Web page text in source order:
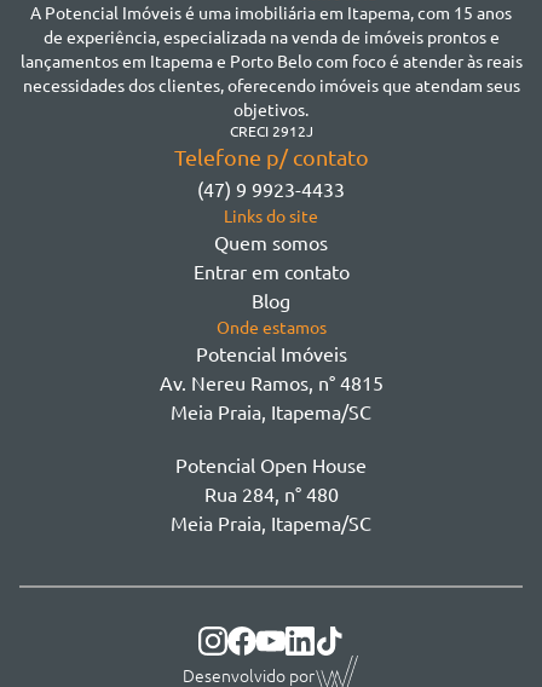
Terreno
Ilhota
Jardim Praia Mar
Meia Praia
Morretes - Zona 3
Sertão do Trombudo
Taboleiro dos Oliveiras
Tabuleiro Das Oliveiras
A Potencial Imóveis é uma imobiliária em Itapema, com 15 anos
de experiência, especializada na venda de imóveis prontos e
lançamentos em Itapema e Porto Belo com foco é atender às reais
necessidades dos clientes, oferecendo imóveis que atendam seus
objetivos.
CRECI 2912J
Telefone p/ contato
(47) 9 9923-4433
Links do site
Quem somos
Entrar em contato
Blog
Onde estamos
Potencial Imóveis
Av. Nereu Ramos, n° 4815
Meia Praia, Itapema/SC
Potencial Open House
Rua 284, n° 480
Meia Praia, Itapema/SC
Desenvolvido por